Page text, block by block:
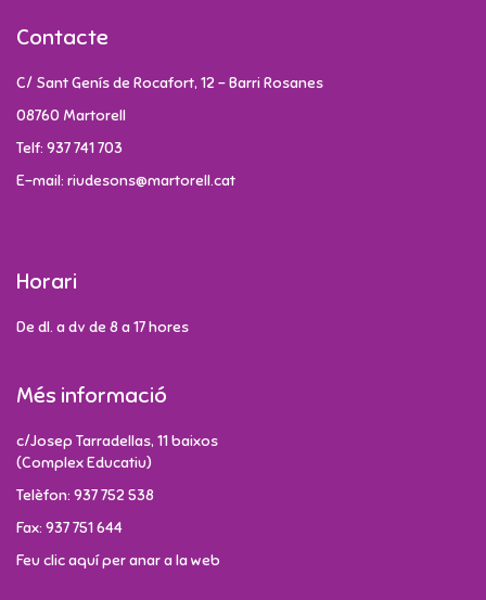
Contacte
C/ Sant Genís de Rocafort, 12 - Barri Rosanes
08760 Martorell
Telf: 937 741 703
E-mail: riudesons@martorell.cat
Horari
De dl. a dv de 8 a 17 hores
Més informació
c/Josep Tarradellas, 11 baixos
(Complex Educatiu)
Telèfon: 937 752 538
Fax: 937 751 644
Feu clic aquí per anar a la web